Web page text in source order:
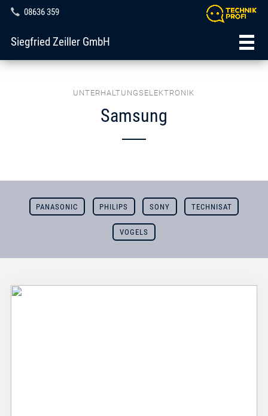
08636 359
Siegfried Zeiller GmbH
UNTERHALTUNGSELEKTRONIK
Samsung
PANASONIC PHILIPS SONY TECHNISAT
VOGELS